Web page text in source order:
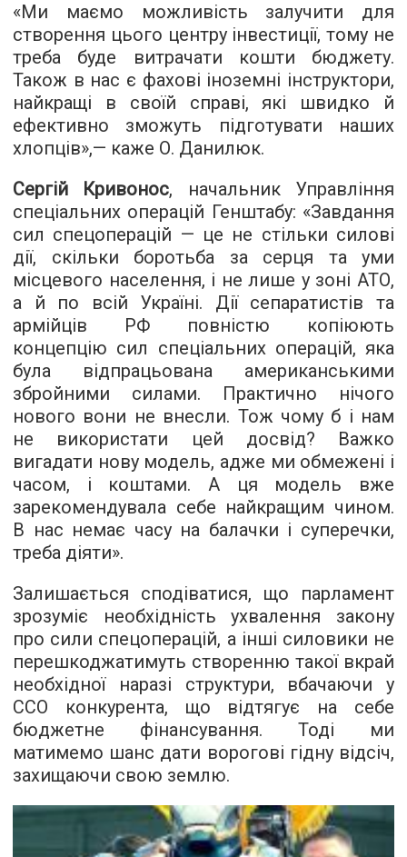
«Ми маємо можливість залучити для
створення цього центру інвестиції, тому не
треба буде витрачати кошти бюджету.
Також в нас є фахові іноземні інструктори,
найкращі в своїй справі, які швидко й
ефективно зможуть підготувати наших
хлопців»,— каже О. Данилюк.
Сергій Кривонос, начальник Управління
спеціальних операцій Генштабу: «Завдання
сил спецоперацій — це не стільки силові
дії, скільки боротьба за серця та уми
місцевого населення, і не лише у зоні АТО,
а й по всій Україні. Дії сепаратистів та
армійців РФ повністю копіюють
концепцію сил спеціальних операцій, яка
була відпрацьована американськими
збройними силами. Практично нічого
нового вони не внесли. Тож чому б і нам
не використати цей досвід? Важко
вигадати нову модель, адже ми обмежені і
часом, і коштами. А ця модель вже
зарекомендувала себе найкращим чином.
В нас немає часу на балачки і суперечки,
треба діяти».
Залишається сподіватися, що парламент
зрозуміє необхідність ухвалення закону
про сили спецоперацій, а інші силовики не
перешкоджатимуть створенню такої вкрай
необхідної наразі структури, вбачаючи у
ССО конкурента, що відтягує на себе
бюджетне фінансування. Тоді ми
матимемо шанс дати ворогові гідну відсіч,
захищаючи свою землю.